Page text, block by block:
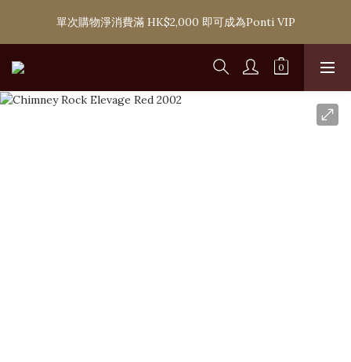
購滿 HK$1,800 即可享香港本地免費送貨服務，或選擇於6間分店
免費自取
單次購物淨消費滿 HK$2,000 即可成為Ponti VIP
購滿 HK$1,800 即可享香港本地免費送貨服務，或選擇於6間分店